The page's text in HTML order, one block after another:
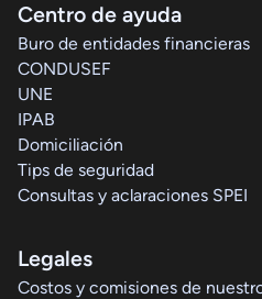
Centro de ayuda
Buro de entidades financieras
CONDUSEF
UNE
IPAB
Domiciliación
Tips de seguridad
Consultas y aclaraciones SPEI
Legales
Costos y comisiones de